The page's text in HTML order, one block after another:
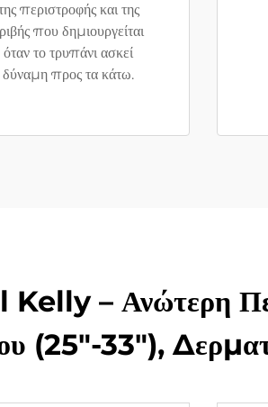
περιστροφής και της
που δημιουργείται
όταν το τρυπάνι ασκεί
δύναμη προς τα κάτω.
– Ανώτερη
(25"-33"),